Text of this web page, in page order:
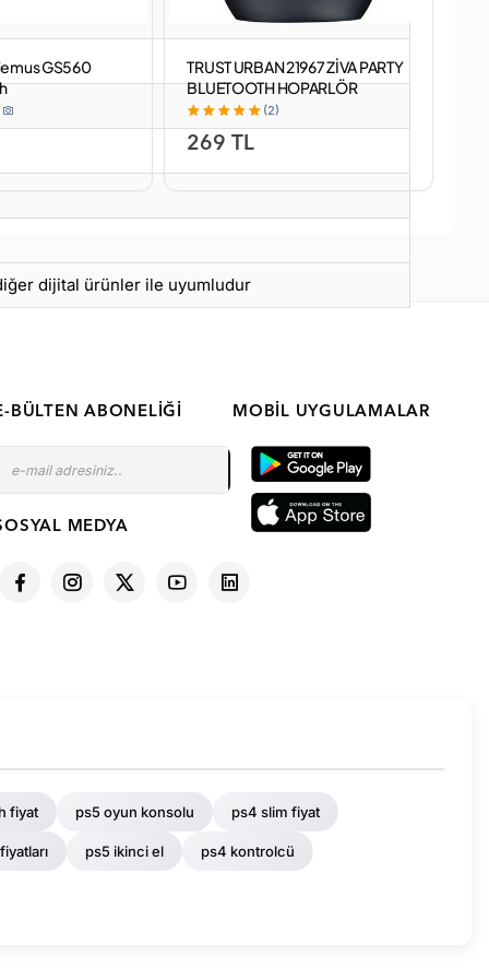
dijital ürünler ile uyumludur
GS560
TRUST URBAN 21967 ZİVA PARTY
BLUETOOTH HOPARLÖR
(2)
269 TL
BÜLTEN ABONELIĞI
MEDYA
MOBIL UYGULAMALAR
fiyat ps5 oyun konsolu ps4 slim fiyat
ps5 ikinci el ps4 kontrolcü